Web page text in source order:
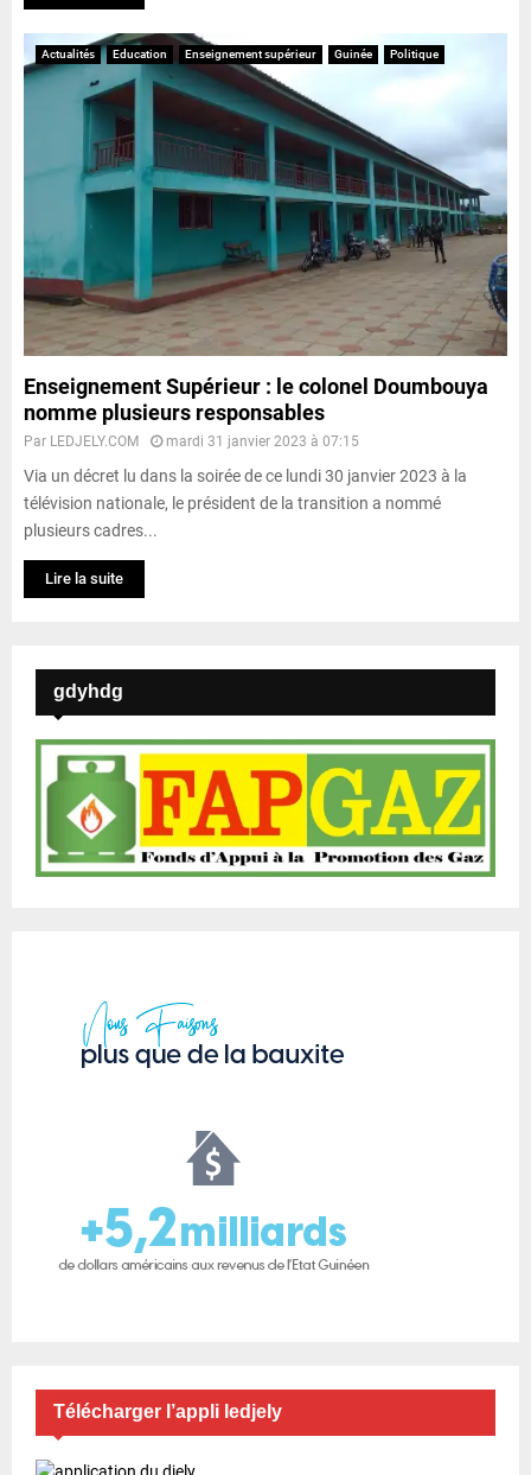
Actualités Education Enseignement supérieur Guinée Politique
Enseignement Supérieur : le colonel Doumbouya
nomme plusieurs responsables
Par LEDJELY.COM mardi 31 janvier 2023 à 07:15
Via un décret lu dans la soirée de ce lundi 30 janvier 2023 à la
télévision nationale, le président de la transition a nommé
plusieurs cadres...
Lire la suite
gdyhdg
Télécharger l’appli ledjely